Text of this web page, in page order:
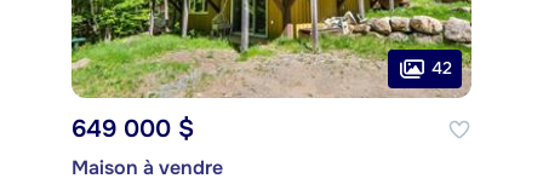
42
649 000 $
Maison à vendre